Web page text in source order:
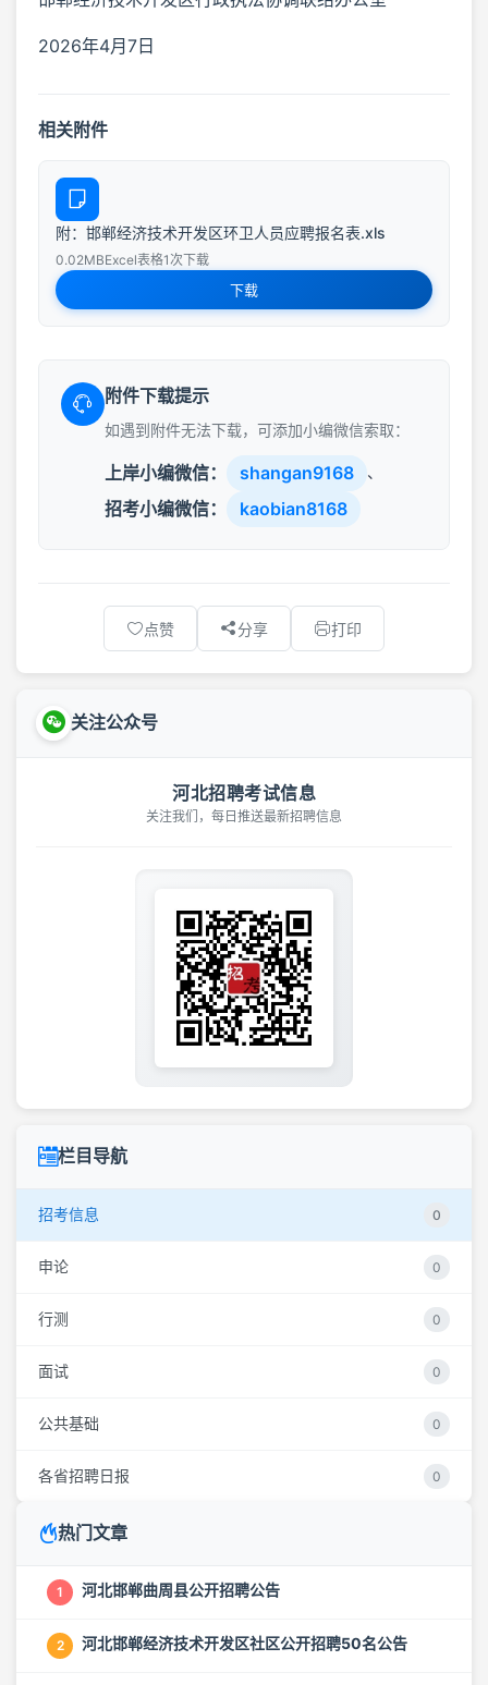
2026年4月7日
相关附件
附：邯郸经济技术开发区环卫人员应聘报名表.xls
0.02MBExcel表格1次下载
下载
附件下载提示
如遇到附件无法下载，可添加小编微信索取：
上岸小编微信： shangan9168 、
招考小编微信： kaobian8168
点赞 分享 打印
关注公众号
河北招聘考试信息
关注我们，每日推送最新招聘信息
栏目导航
招考信息 0
申论 0
行测 0
面试 0
公共基础 0
各省招聘日报 0
热门文章
1 河北邯郸曲周县公开招聘公告
2 河北邯郸经济技术开发区社区公开招聘50名公告